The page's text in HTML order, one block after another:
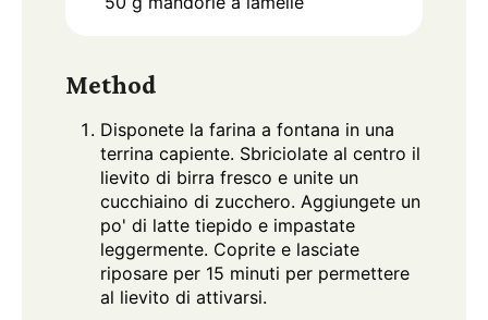
Method
Disponete la farina a fontana in una
terrina capiente. Sbriciolate al centro il
lievito di birra fresco e unite un
cucchiaino di zucchero. Aggiungete un
po' di latte tiepido e impastate
leggermente. Coprite e lasciate
riposare per 15 minuti per permettere
al lievito di attivarsi.